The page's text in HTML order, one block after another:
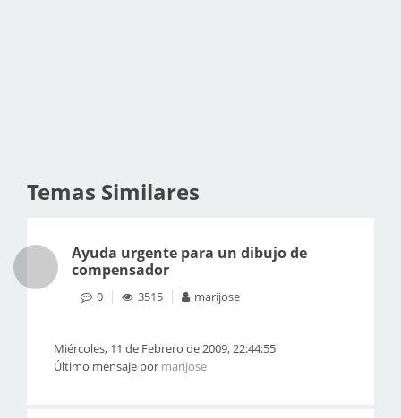
Temas Similares
Ayuda urgente para un dibujo de
compensador
0 3515 marijose
Miércoles, 11 de Febrero de 2009, 22:44:55
Último mensaje por marijose